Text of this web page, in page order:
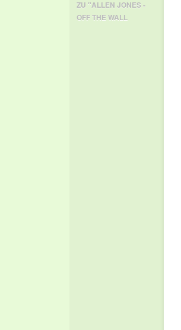
ZU "ALLEN JONES -
OFF THE WALL